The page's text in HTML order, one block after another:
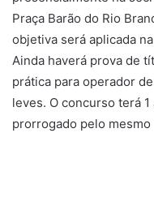
Praça Barão do Rio
objetiva será aplicada
Ainda haverá prova de
prática para operador
leves. O concurso terá
prorrogado pelo